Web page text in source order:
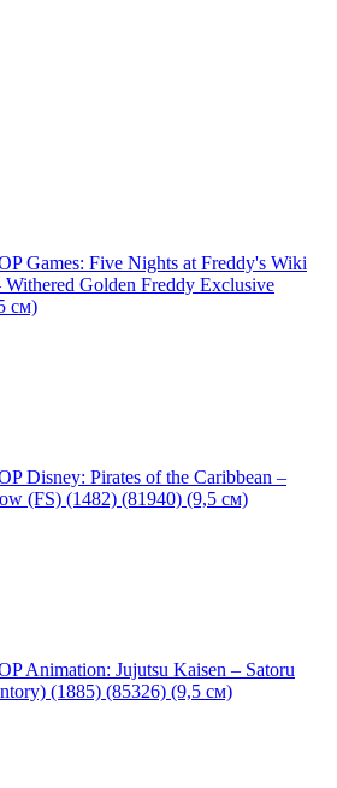
Games: Five Nights at Freddy's Wiki
Golden Freddy Exclusive
см)
Disney: Pirates of the Caribbean –
(FS) (1482) (81940) (9,5 см)
Animation: Jujutsu Kaisen – Satoru
(1885) (85326) (9,5 см)